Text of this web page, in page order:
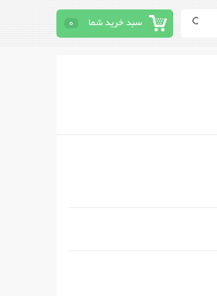
سبد خرید شما 0